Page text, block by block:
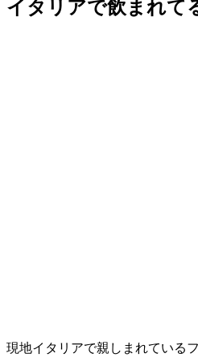
イタリアで飲まれて
現地イタリアで親しまれている